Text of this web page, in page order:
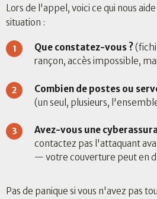
Lors de l'appel, voici ce qui nous
situation :
Que constatez-vous ?
rançon, accès impossible,
Combien de postes ou
(un seul, plusieurs,
Avez-vous une
contactez pas l'attaquant
— votre couverture peut en
Pas de panique si vous n'avez pas